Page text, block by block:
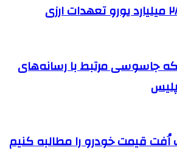
جاسوسی مرتبط با رسانه‌های
قیمت خودرو را مطالبه کنیم